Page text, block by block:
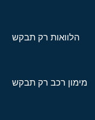
הלוואות רק תבקש
מימון רכב רק תבקש